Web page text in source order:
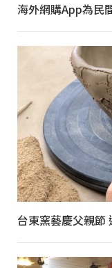
海外網購App為民
台東窯藝慶父親節